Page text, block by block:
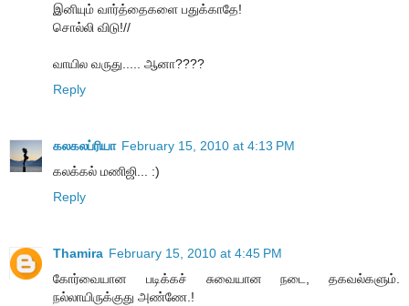
இனியும் வார்த்தைகளை பதுக்காதே!
சொல்லி விடு!//
வாயில வருது..... ஆனா????
Reply
கலகலப்ரியா February 15, 2010 at 4:13 PM
கலக்கல் மணிஜி... :)
Reply
Thamira February 15, 2010 at 4:45 PM
கோர்வையான படிக்கச் சுவையான நடை, தகவல்களும்.
நல்லாயிருக்குது அண்ணே.!